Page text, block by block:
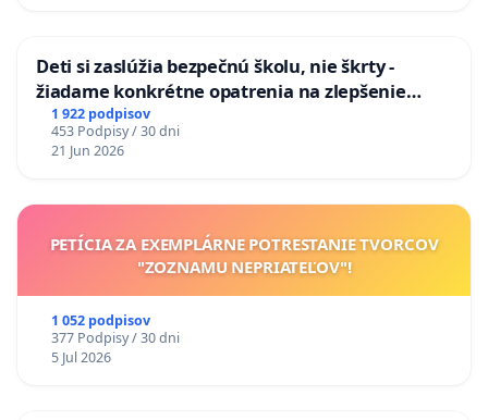
Deti si zaslúžia bezpečnú školu, nie škrty -
žiadame konkrétne opatrenia na zlepšenie
situácie v školstve
1 922 podpisov
453 Podpisy / 30 dni
21 Jun 2026
PETÍCIA ZA EXEMPLÁRNE POTRESTANIE TVORCOV
"ZOZNAMU NEPRIATEĽOV"!
1 052 podpisov
377 Podpisy / 30 dni
5 Jul 2026